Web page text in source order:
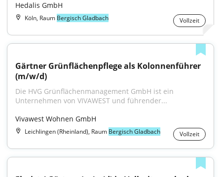
Hedalis GmbH
Köln, Raum Bergisch Gladbach Vollzeit
Gärtner Grünflächenpflege als Kolonnenführer
(m/w/d)
Die HVG Grünflächenmanagement GmbH ist ein
Unternehmen von VIVAWEST und führender...
Vivawest Wohnen GmbH
Leichlingen (Rheinland), Raum Bergisch Gladbach Vollzeit